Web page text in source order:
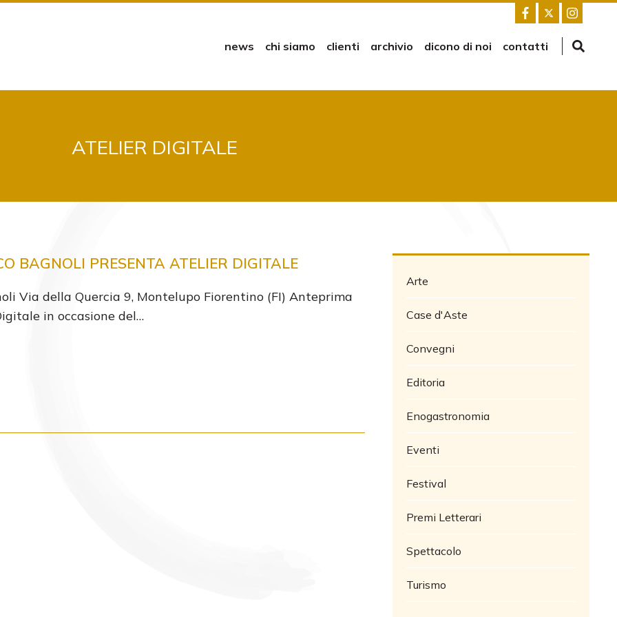
news chi siamo clienti archivio dicono di noi contatti
ATELIER DIGITALE
BAGNOLI PRESENTA ATELIER DIGITALE
Via della Quercia 9, Montelupo Fiorentino (FI) Anteprima
in occasione del…
Arte
Case d'Aste
Convegni
Editoria
Enogastronomia
Eventi
Festival
Premi Letterari
Spettacolo
Turismo